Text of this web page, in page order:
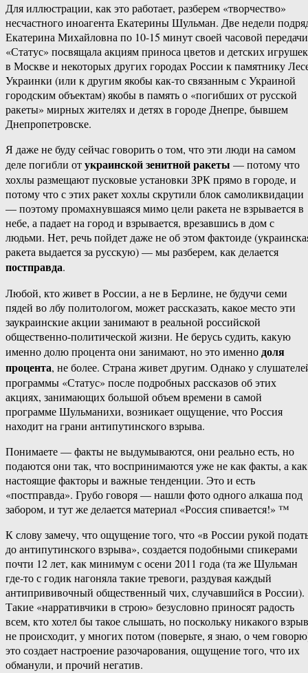
Для иллюстрации, как это работает, разберем «творчество»
несчастного иноагента Екатерины Шульман. Две недели
Екатерина Михайловна по 10-15 минут своей часовой передачи
«Статус» посвящала акциям приноса цветов и детских игрушек
в Москве и некоторых других городах России к памятнику
Украинки (или к другим якобы как-то связанным с Украиной
городским объектам) якобы в память о «погибших от русской
ракеты» мирных жителях и детях в городе Днепре, бывшем
Днепропетровске.
Я даже не буду сейчас говорить о том, что эти люди на самом
деле погибли отукраинской зенитной ракеты — потому что
хохлы размещают пусковые установки ЗРК прямо в городе, и
потому что с этих ракет хохлы скрутили блок самоликвидации
— поэтому промахнувшаяся мимо цели ракета не взрывается в
небе, а падает на город и взрывается, врезавшись в дом с
людьми. Нет, речь пойдет даже не об этом фактоиде
ракета выдается за русскую) — мы разберем, как делается
постправда.
Любой, кто живет в России, а не в Берлине, не будучи семи
пядей во лбу политологом, может рассказать, какое место эти
заукраинские акции занимают в реальной российской
общественно-политической жизни. Не берусь судить, какую
именно долю процента они занимают, но это именнодоля
процента, не более. Страна живет другим. Однако у
программы «Статус» после подробных рассказов об этих
акциях, занимающих большой объем времени в самой
программе Шульманихи, возникает ощущение, что Россия
находит на грани антипутинского взрыва.
Понимаете — факты не выдумываются, они реально есть, но
подаются они так, что воспринимаются уже не как факты, а как
настоящие факторы и важные тенденции. Это и есть
«постправда». Грубо говоря — нашли фото одного алкаша под
забором, и тут же делается материал «Россия спивается!» ™
К слову замечу, что ощущение того, что «в России рукой
до антипутинского взрыва», создается подобными спикерами
почти 12 лет, как минимум с осени 2011 года (та же Шульман
где-то с годик нагоняла такие тревоги, раздувая каждый
антипрививочный общественный чих, случавшийся в России).
Такие «нарративчики в строю» безусловно приносят радость
всем, кто хотел бы такое слышать, но поскольку никакого
не происходит, у многих потом (поверьте, я знаю, о чем
это создает настроение разочарования, ощущение того, что их
обманули, и прочий негатив.